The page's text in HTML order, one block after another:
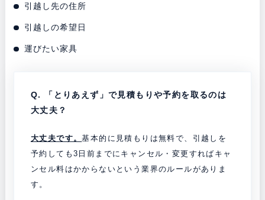
引越し先の住所
引越しの希望日
運びたい家具
Q. 「 とりあえず」で見積もりや予約を取るのは
大丈夫？
大丈夫です。基本的に見積もりは無料で、 引越しを
予約しても3日前までにキャンセル・変更すればキャ
ンセル料はかからないという業界のルールがありま
す。